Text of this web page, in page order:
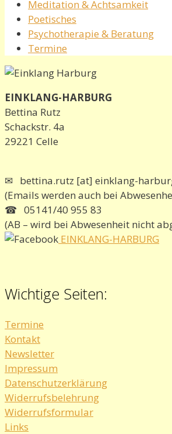
Meditation & Achtsamkeit
Poetisches
Psychotherapie & Beratung
Termine
EINKLANG-HARBURG
Bettina Rutz
Schackstr. 4a
29221 Celle
✉ bettina.rutz [at] einklang-
(Emails werden auch bei
☎ 05141/40 955 83
(AB – wird bei Abwesenheit nicht
EINKLANG-HARBURG
Wichtige Seiten:
Termine
Kontakt
Newsletter
Impressum
Datenschutzerklärung
Widerrufsbelehrung
Widerrufsformular
Links